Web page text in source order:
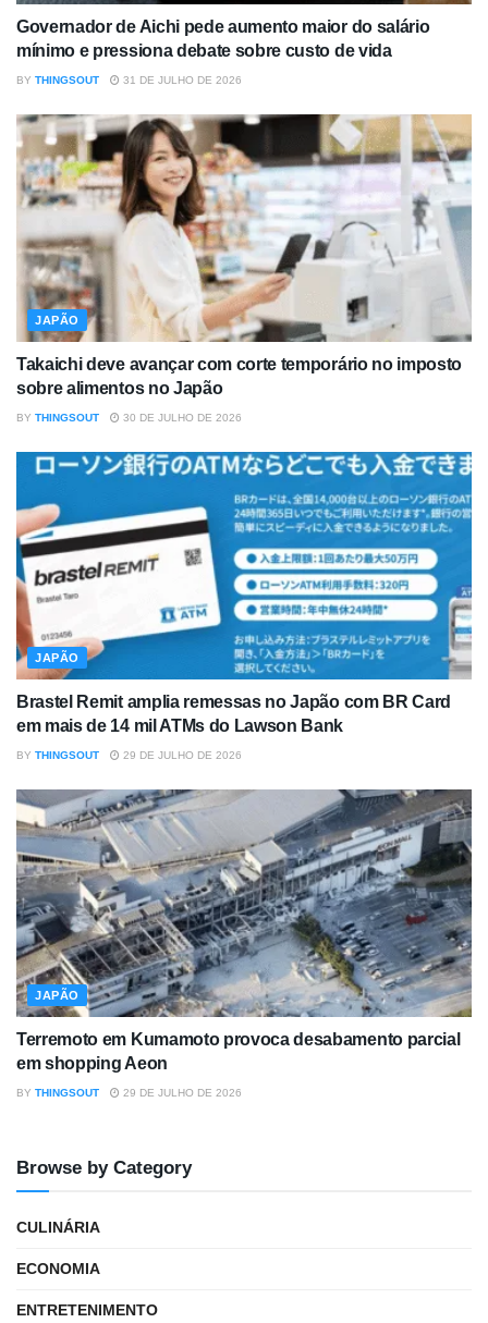
Governador de Aichi pede aumento maior do salário
mínimo e pressiona debate sobre custo de vida
BY THINGSOUT 31 DE JULHO DE 2026
JAPÃO
Takaichi deve avançar com corte temporário no imposto
sobre alimentos no Japão
BY THINGSOUT 30 DE JULHO DE 2026
JAPÃO
Brastel Remit amplia remessas no Japão com BR Card
em mais de 14 mil ATMs do Lawson Bank
BY THINGSOUT 29 DE JULHO DE 2026
JAPÃO
Terremoto em Kumamoto provoca desabamento parcial
em shopping Aeon
BY THINGSOUT 29 DE JULHO DE 2026
Browse by Category
CULINÁRIA
ECONOMIA
ENTRETENIMENTO